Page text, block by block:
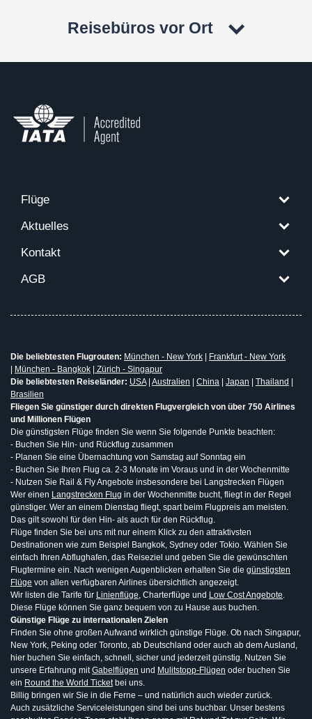
Reisebüros vor Ort
Flüge
Aktuelles
Kontakt
AGB
Die beliebtesten Flugrouten: München - New York
Frankfurt - New York
München - Bangkok
Zürich - Singapur
Die beliebtesten Reiseländer: USA| Australien China Japan Thailand
Brasilien
Fliegen Sie günstiger durch direkten Flugvergleich von über 750 Airlines
und Millionen Flügen
Die günstigsten Flüge finden Sie wenn Sie folgende Punkte beachten:
- Buchen Sie Hin- und Rückflug zusammen
- Planen Sie eine Übernachtung von Samstag auf Sonntag ein
- Buchen Sie Ihren Flug ca. 2-3 Monate im Voraus und in der Wochenmitte
- Nutzen Sie Rail & Fly Angebote insbesondere bei Langstrecken Flügen
Wer einen Langstrecken Flug in der Wochenmitte bucht, fliegt in der Regel
günstiger. Wer an einem Dienstag fliegt, spart beim Flugpreis am meisten.
Das gilt sowohl für den Hin- als auch für den Rückflug.
Flüge finden Sie bei uns mit nur einem Klick zu den attraktivsten
Destinationen wie zum Beispiel Bangkok, Sydney oder Tokio. Wählen Sie
einfach Ihren Abflughafen, das Reiseziel und geben Sie die gewünschten
Flugtermine ein. Nach wenigen Augenblicken erhalten Sie die günstigsten
Flüge von allen verfügbaren Airlines übersichtlich angezeigt.
Wir listen die Tarife für Linienflüge, Charterflüge und Low Cost Angebote.
Diese Flüge können Sie ganz bequem von zu Hause aus buchen.
Günstige Flüge zu internationalen Zielen
Finden Sie ohne großen Aufwand wirklich günstige Flüge. Ob nach Singapur,
New York, Peking oder Toronto, ab Deutschland oder auch ab dem Ausland,
hier buchen Sie einfach, schnell, sicher und jederzeit günstig. Nutzen Sie
unsere Erfahrung mitGabelflügen und Mulitstopp-Flügen oder buchen Sie
ein Round the World Ticketbei uns.
Billig bringen wir Sie in die Ferne – und natürlich auch wieder zurück.
Auch zusätzliche Serviceleistungen sind bei uns buchbar. Unser bestens